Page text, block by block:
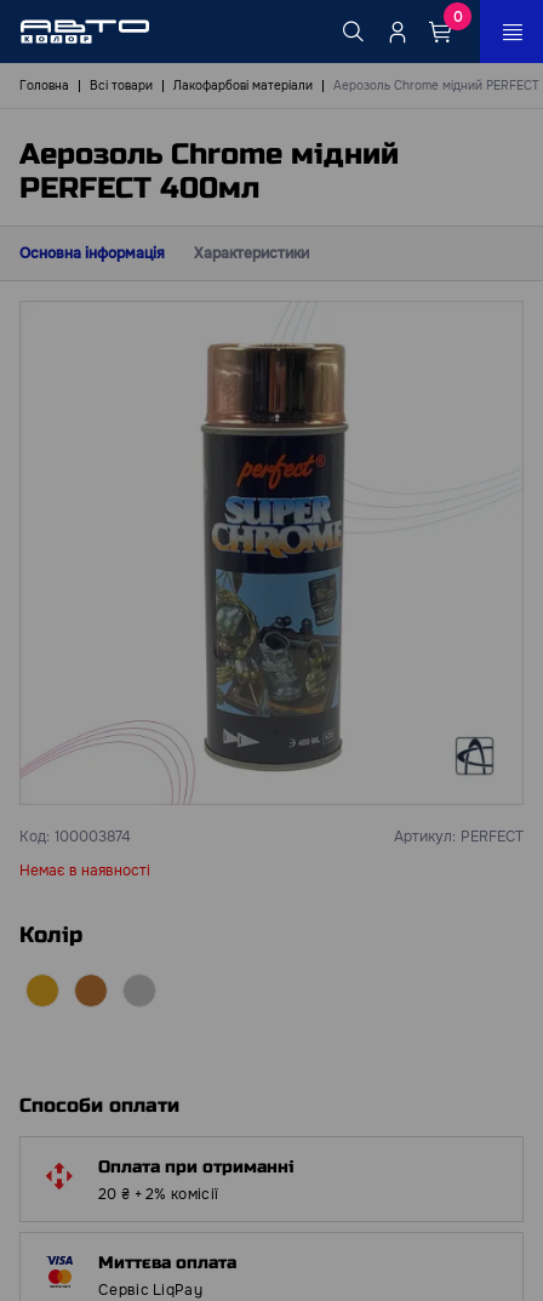
0
Головна Всі товари Лакофарбові матеріали Аерозоль Chrome мідний
Аерозоль Chrome мідний
PERFECT 400мл
Основна інформація Характеристики
Код: 100003874 Артикул: PERFECT
Немає в наявності
Колір
Способи оплати
Оплата при отриманні
20 ₴ + 2% комісії
Миттєва оплата
Сервіс LiqPay